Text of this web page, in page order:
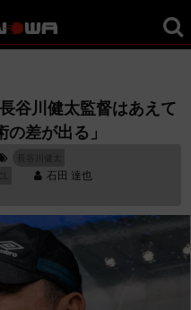
谷川健太監督はあえて
差が出る」
石田 達也